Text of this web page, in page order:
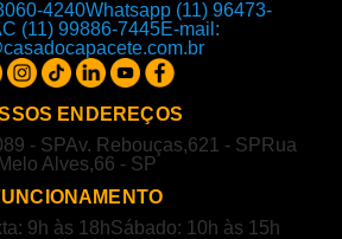
4240Whatsapp (11) 96473-
(11) 99886-7445E-mail:
ENDEREÇOS
- SPAv. Rebouças,621 - SP Rua
Melo Alves,66 - SP
9h às 18hSábado: 10h às 15h